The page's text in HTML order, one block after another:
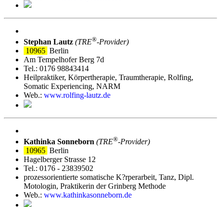
Stephan Lautz (TRE®‑Provider)
10965 Berlin
Am Tempelhofer Berg 7d
Tel.: 0176 98843414
Heilpraktiker, Körpertherapie, Traumtherapie, Rolfing,
Somatic Experiencing, NARM
Web.: www.rolfing-lautz.de
Kathinka Sonneborn (TRE®‑Provider)
10965 Berlin
Hagelberger Strasse 12
Tel.: 0176 - 23839502
prozessorientierte somatische K?rperarbeit, Tanz, Dipl.
Motologin, Praktikerin der Grinberg Methode
Web.: www.kathinkasonneborn.de